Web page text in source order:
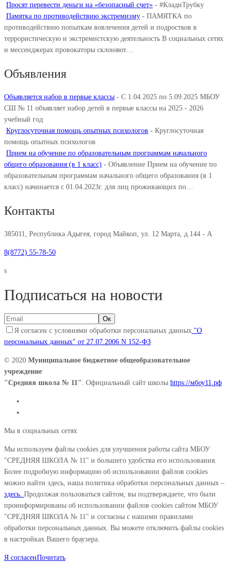
Просят перевести деньги на «безопасный счет» - #КладиТрубку
Памятка по противодействию экстремизму - ПАМЯТКА по
противодействию попыткам вовлечения детей и подростков в
террористическую и экстремистскую деятельность В социальных сетях
и мессенджерах провокаторы склоняют…
Объявления
Объявляется набор в первые классы - С 1.04.2025 по 5.09.2025 МБОУ
СШ № 11 объявляет набор детей в первые классы на 2025 - 2026
учебный год
Круглосуточная помощь опытных психологов - Круглосуточная
помощь опытных психологов
Прием на обучение по образовательным программам начального
общего образования (в 1 класс) - Объявление Прием на обучение по
образовательным программам начального общего образования (в 1
класс) начинается с 01.04.2023г. для лиц проживающих по…
Контакты
385011, Республика Адыгея, город Майкоп, ул. 12 Марта, д.144 - А
8(8772) 55-78-50
s
Подписаться на новости
Я согласен с условиями обработки персональных данных "О
персональных данных" от 27.07.2006 N 152-ФЗ
© 2020 Муниципальное бюджетное общеобразовательное
учреждение
"Средняя школа № 11"
. Официальный сайт школы https://мбоу11.рф
Мы в социальных сетях
Мы используем файлы cookies для улучшения работы сайта МБОУ
"СРЕДНЯЯ ШКОЛА № 11" и большего удобства его использования.
Более подробную информацию об использовании файлов cookies
можно найти здесь, наша политика обработки персональных данных –
здесь. Продолжая пользоваться сайтом, вы подтверждаете, что были
проинформированы об использовании файлов cookies сайтом МБОУ
"СРЕДНЯЯ ШКОЛА № 11" и согласны с нашими правилами
обработки персональных данных. Вы можете отключить файлы cookies
в настройках Вашего браузера.
Я согласенПочитать